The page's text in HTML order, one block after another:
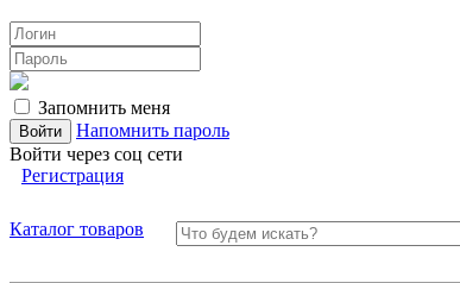
Запомнить меня
Напомнить пароль
Войти через соц сети
Регистрация
Каталог товаров